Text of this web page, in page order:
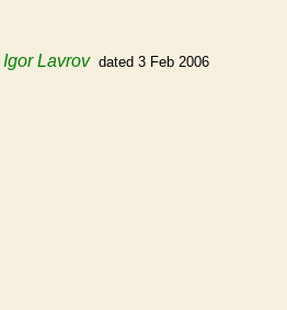
Igor Lavrov dated 3 Feb 2006